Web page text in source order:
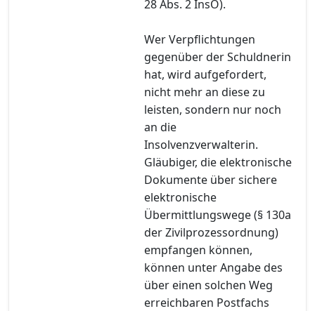
28 Abs. 2 InsO).
Wer Verpflichtungen
gegenüber der Schuldnerin
hat, wird aufgefordert,
nicht mehr an diese zu
leisten, sondern nur noch
an die
Insolvenzverwalterin.
Gläubiger, die elektronische
Dokumente über sichere
elektronische
Übermittlungswege (§ 130a
der Zivilprozessordnung)
empfangen können,
können unter Angabe des
über einen solchen Weg
erreichbaren Postfachs